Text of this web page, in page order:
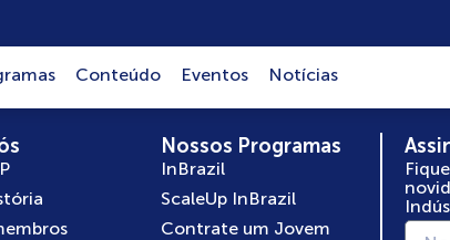
Conteúdo Eventos Notícias
Nossos Programas
InBrazil
ScaleUp InBrazil
Contrate um Jovem